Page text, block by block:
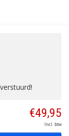
€49,95
Incl. btw